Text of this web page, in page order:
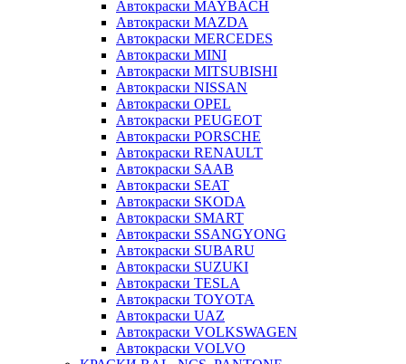
Автокраски MAYBACH
Автокраски MAZDA
Автокраски MERCEDES
Автокраски MINI
Автокраски MITSUBISHI
Автокраски NISSAN
Автокраски OPEL
Автокраски PEUGEOT
Автокраски PORSCHE
Автокраски RENAULT
Автокраски SAAB
Автокраски SEAT
Автокраски SKODA
Автокраски SMART
Автокраски SSANGYONG
Автокраски SUBARU
Автокраски SUZUKI
Автокраски TESLA
Автокраски TOYOTA
Автокраски UAZ
Автокраски VOLKSWAGEN
Автокраски VOLVO